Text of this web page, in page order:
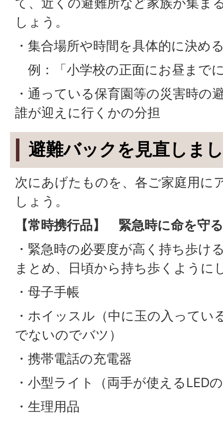
しょう。
・集合場所や時間を具体的に決め
例：「小学校の正面にお昼まで
・通っている保育園等の災害時の
誰が迎えに行くかの分担
避難バックを見直しま
次にあげたものを、各ご家庭用に
しょう。
【常時携行品】 緊急時に命を守
・緊急時の必要度が高く持ち歩け
まとめ、日頃から持ち歩くように
・母子手帳
・ホイッスル（中に玉の入ってい
でないのでバツ）
・携帯電話の充電器
・小型ライト（両手が使えるLED
・生理用品